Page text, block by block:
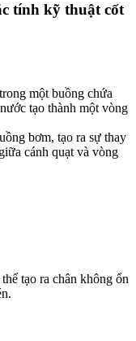
tính kỹ thuật cốt
một buồng chứa
tạo thành một vòng
bơm, tạo ra sự thay
cánh quạt và vòng
tạo ra chân không ổn